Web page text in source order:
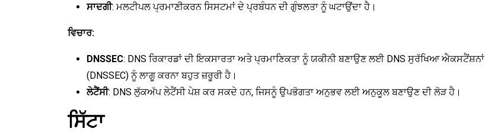
ਸਾਦਗੀ: ਮਲਟੀਪਲ ਪ੍ਰਮਾਣੀਕਰਨ ਸਿਸਟਮਾਂ ਦੇ ਪ੍ਰਬੰਧਨ ਦੀ ਗੁੰਝਲਤਾ ਨੂੰ ਘਟਾਉਂਦਾ ਹੈ।
ਵਿਚਾਰ:
DNSSEC: DNS ਰਿਕਾਰਡਾਂ ਦੀ ਇਕਸਾਰਤਾ ਅਤੇ ਪ੍ਰਮਾਣਿਕਤਾ ਨੂੰ ਯਕੀਨੀ ਬਣਾਉਣ ਲਈ DNS ਸੁਰੱਖਿਆ ਐਕਸਟੈਂਸ਼ਨਾਂ
(DNSSEC) ਨੂੰ ਲਾਗੂ ਕਰਨਾ ਬਹੁਤ ਜ਼ਰੂਰੀ ਹੈ।
ਲੇਟੈਂਸੀ: DNS ਲੁੱਕਅੱਪ ਲੇਟੈਂਸੀ ਪੇਸ਼ ਕਰ ਸਕਦੇ ਹਨ, ਜਿਸਨੂੰ ਉਪਭੋਗਤਾ ਅਨੁਭਵ ਲਈ ਅਨੁਕੂਲ ਬਣਾਉਣ ਦੀ ਲੋੜ ਹੈ।
ਸਿੱਟਾ